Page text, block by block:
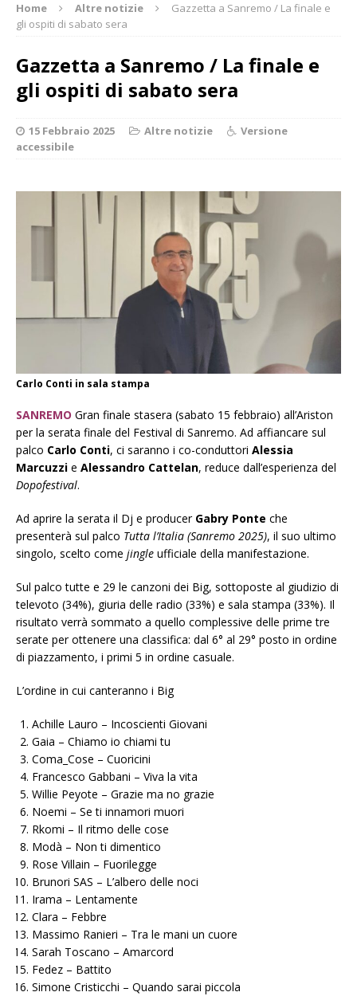
Home Altre notizie
Gazzetta a Sanremo / La finale e
gli ospiti di sabato sera
Gazzetta a Sanremo / La finale e
gli ospiti di sabato sera
15 Febbraio 2025 Altre notizie
Versione
accessibile
Carlo Conti in sala stampa
SANREMO Gran finale stasera (sabato 15 febbraio) all’Ariston
per la serata finale del Festival di Sanremo. Ad affiancare sul
palco Carlo Conti, ci saranno i co-conduttori Alessia
Marcuzzi e Alessandro Cattelan, reduce dall’esperienza del
Dopofestival.
Ad aprire la serata il Dj e producer Gabry Ponte che
presenterà sul palco Tutta l’Italia (Sanremo 2025), il suo ultimo
singolo, scelto come jingle ufficiale della manifestazione.
Sul palco tutte e 29 le canzoni dei Big, sottoposte al giudizio di
televoto (34%), giuria delle radio (33%) e sala stampa (33%). Il
risultato verrà sommato a quello complessive delle prime tre
serate per ottenere una classifica: dal 6° al 29° posto in ordine
di piazzamento, i primi 5 in ordine casuale.
L’ordine in cui canteranno i Big
Achille Lauro – Incoscienti Giovani
Gaia – Chiamo io chiami tu
Coma_Cose – Cuoricini
Francesco Gabbani – Viva la vita
Willie Peyote – Grazie ma no grazie
Noemi – Se ti innamori muori
Rkomi – Il ritmo delle cose
Modà – Non ti dimentico
Rose Villain – Fuorilegge
Brunori SAS – L’albero delle noci
Irama – Lentamente
Clara – Febbre
Massimo Ranieri – Tra le mani un cuore
Sarah Toscano – Amarcord
Fedez – Battito
Simone Cristicchi – Quando sarai piccola